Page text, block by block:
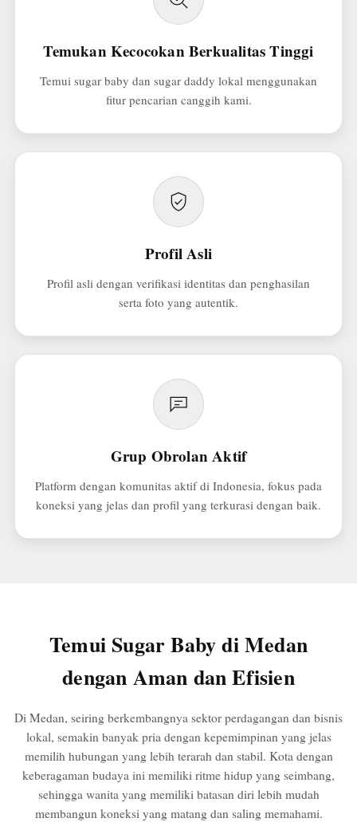
Temukan Kecocokan Berkualitas Tinggi
Temui sugar baby dan sugar daddy lokal menggunakan
fitur pencarian canggih kami.
Profil Asli
Profil asli dengan verifikasi identitas dan penghasilan
serta foto yang autentik.
Grup Obrolan Aktif
Platform dengan komunitas aktif di Indonesia, fokus pada
koneksi yang jelas dan profil yang terkurasi dengan baik.
Temui Sugar Baby di Medan
dengan Aman dan Efisien
Di Medan, seiring berkembangnya sektor perdagangan dan bisnis
lokal, semakin banyak pria dengan kepemimpinan yang jelas
memilih hubungan yang lebih terarah dan stabil. Kota dengan
keberagaman budaya ini memiliki ritme hidup yang seimbang,
sehingga wanita yang memiliki batasan diri lebih mudah
membangun koneksi yang matang dan saling memahami.